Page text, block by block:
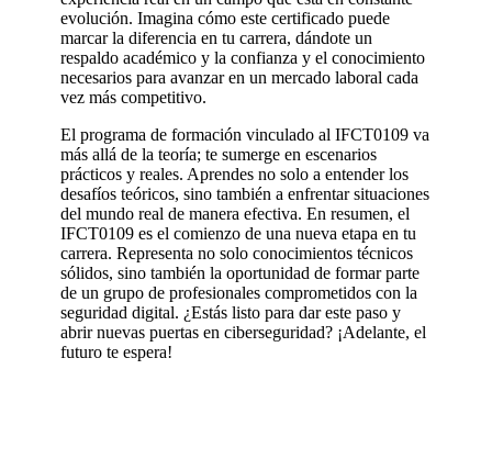
evolución. Imagina cómo este certificado puede
marcar la diferencia en tu carrera, dándote un
respaldo académico y la confianza y el conocimiento
necesarios para avanzar en un mercado laboral cada
vez más competitivo.
El programa de formación vinculado al IFCT0109 va
más allá de la teoría; te sumerge en escenarios
prácticos y reales. Aprendes no solo a entender los
desafíos teóricos, sino también a enfrentar situaciones
del mundo real de manera efectiva. En resumen, el
IFCT0109 es el comienzo de una nueva etapa en tu
carrera. Representa no solo conocimientos técnicos
sólidos, sino también la oportunidad de formar parte
de un grupo de profesionales comprometidos con la
seguridad digital. ¿Estás listo para dar este paso y
abrir nuevas puertas en ciberseguridad? ¡Adelante, el
futuro te espera!